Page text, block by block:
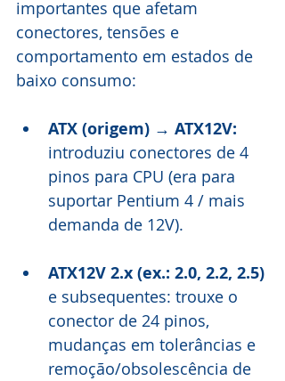
importantes que afetam
conectores, tensões e
comportamento em estados de
baixo consumo:
ATX (origem) → ATX12V:
introduziu conectores de 4
pinos para CPU (era para
suportar Pentium 4 / mais
demanda de 12V).
ATX12V 2.x (ex.: 2.0, 2.2, 2.5)
e subsequentes: trouxe o
conector de 24 pinos,
mudanças em tolerâncias e
remoção/obsolescência de